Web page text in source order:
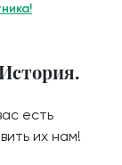
есть
их нам!